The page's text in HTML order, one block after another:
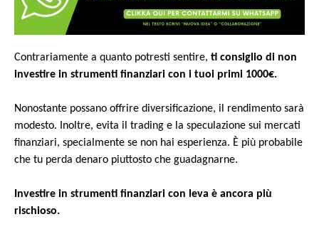
Contrariamente a quanto potresti sentire, ti consiglio di non
investire in strumenti finanziari con i tuoi primi 1000€.
Nonostante possano offrire diversificazione, il rendimento sarà
modesto. Inoltre, evita il trading e la speculazione sui mercati
finanziari, specialmente se non hai esperienza. È più probabile
che tu perda denaro piuttosto che guadagnarne.
Investire in strumenti finanziari con leva è ancora più
rischioso.